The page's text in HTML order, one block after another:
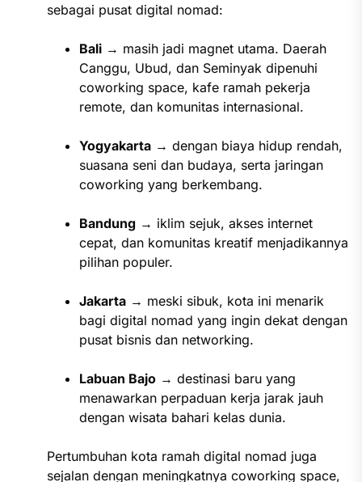
sebagai pusat digital nomad:
Bali→ masih jadi magnet utama. Daerah
Canggu, Ubud, dan Seminyak dipenuhi
coworking space, kafe ramah pekerja
remote, dan komunitas internasional.
Yogyakarta→ dengan biaya hidup rendah,
suasana seni dan budaya, serta jaringan
coworking yang berkembang.
Bandung→ iklim sejuk, akses internet
cepat, dan komunitas kreatif menjadikannya
pilihan populer.
Jakarta→ meski sibuk, kota ini menarik
bagi digital nomad yang ingin dekat dengan
pusat bisnis dan networking.
Labuan Bajo→ destinasi baru yang
menawarkan perpaduan kerja jarak jauh
dengan wisata bahari kelas dunia.
Pertumbuhan kota ramah digital nomad juga
sejalan dengan meningkatnya coworking space,